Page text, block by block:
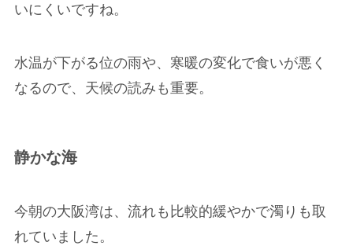
いにくいですね。
水温が下がる位の雨や、寒暖の変化で食いが悪く
なるので、天候の読みも重要。
静かな海
今朝の大阪湾は、流れも比較的緩やかで濁りも取
れていました。